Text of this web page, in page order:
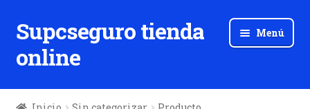
Ir
a
la
Ir
al
contenido
Supcseguro tienda
online
Menú